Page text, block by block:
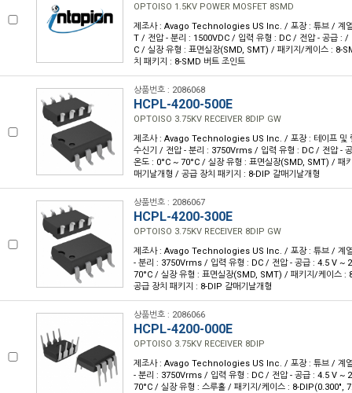
OPTOISO 1.5KV POWER MOSFET 8SMD
제조사 : Avago Technologies US Inc. / 포장 : 튜브 / 계
T / 전압 - 분리 : 1500VDC / 입력 유형 : DC / 전압 - 공급 : /
C / 실장 유형 : 표면실장(SMD, SMT) / 패키지/케이스 : 8-
치 패키지 : 8-SMD 버트 조인트
상품번호 : 2086068
HCPL-4200-500E
OPTOISO 3.75KV RECEIVER 8DIP GW
제조사 : Avago Technologies US Inc. / 포장 : 테이프 및
수신기 / 전압 - 분리 : 3750Vrms / 입력 유형 : DC / 전압 -
온도 : 0°C ~ 70°C / 실장 유형 : 표면실장(SMD, SMT) / 패
매기날개형 / 공급 장치 패키지 : 8-DIP 갈매기날개형
상품번호 : 2086067
HCPL-4200-300E
OPTOISO 3.75KV RECEIVER 8DIP GW
제조사 : Avago Technologies US Inc. / 포장 : 튜브 / 계
- 분리 : 3750Vrms / 입력 유형 : DC / 전압 - 공급 : 4.5 V ~
70°C / 실장 유형 : 표면실장(SMD, SMT) / 패키지/케이스 :
공급 장치 패키지 : 8-DIP 갈매기날개형
상품번호 : 2086066
HCPL-4200-000E
OPTOISO 3.75KV RECEIVER 8DIP
제조사 : Avago Technologies US Inc. / 포장 : 튜브 / 계
- 분리 : 3750Vrms / 입력 유형 : DC / 전압 - 공급 : 4.5 V ~
70°C / 실장 유형 : 스루홀 / 패키지/케이스 : 8-DIP(0.300",